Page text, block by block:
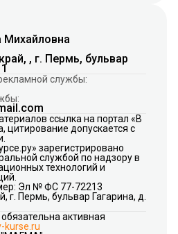
Михайловна
, г. Пермь, бульвар
службы:
ссылка на портал «В
цитирование допускается с
зарегистрировано
службой по надзору в
технологий и
Эл № ФС 77-72213
г. Пермь, бульвар Гагарина, д.
активная
kurse.ru